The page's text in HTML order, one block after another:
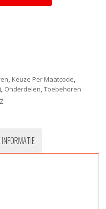
, Keuze Per Maatcode,
, Onderdelen, Toebehoren